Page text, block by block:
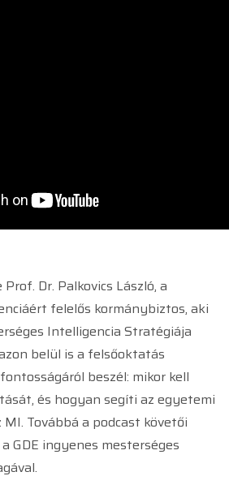
Dr. Palkovics László, a
felelős kormánybiztos, aki
Intelligencia Stratégiája
belül is a felsőoktatás
beszél: mikor kell
és hogyan segíti az egyetemi
Továbbá a podcast követői
GDE ingyenes mesterséges